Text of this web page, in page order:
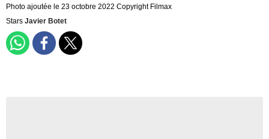
Photo ajoutée le 23 octobre 2022 Copyright Filmax
Stars Javier Botet